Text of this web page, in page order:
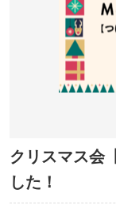
クリスマス会
した！